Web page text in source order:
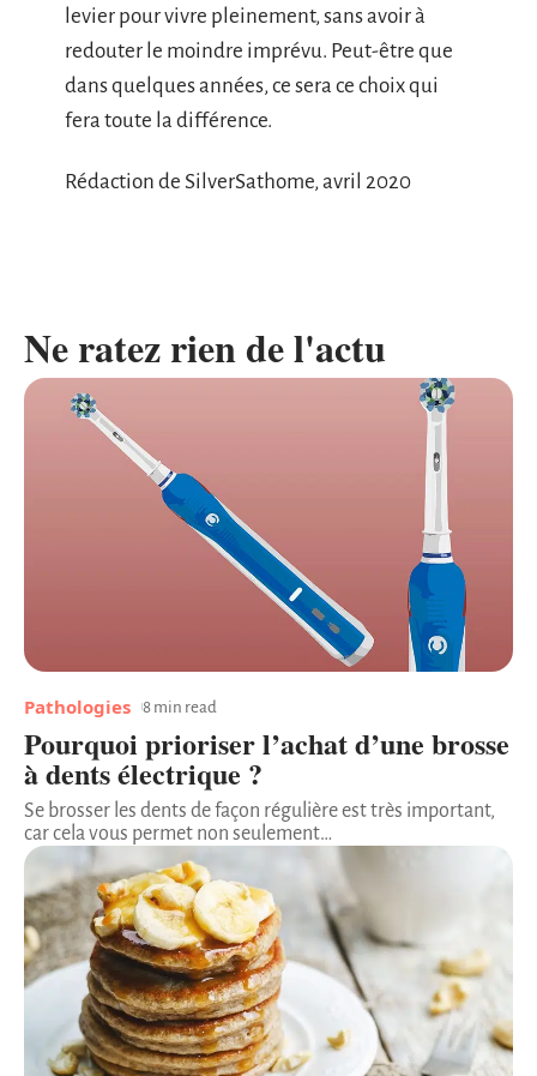
levier pour vivre pleinement, sans avoir à
redouter le moindre imprévu. Peut-être que
dans quelques années, ce sera ce choix qui
fera toute la différence.
Rédaction de SilverSathome, avril 2020
Ne ratez rien de l'actu
Pathologies 8 min read
Pourquoi prioriser l’achat d’une brosse
à dents électrique ?
Se brosser les dents de façon régulière est très important,
car cela vous permet non seulement…